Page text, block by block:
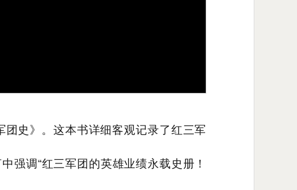
史》。这本书详细客观记录了红三军
强调“红三军团的英雄业绩永载史册！